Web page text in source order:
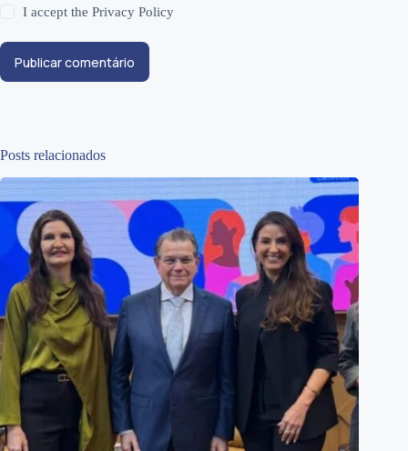
I accept thePrivacy Policy
Publicar comentário
Posts relacionados